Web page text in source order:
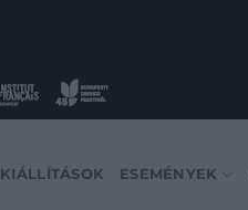
KIÁLLÍTÁSOK ESEMÉNYEK